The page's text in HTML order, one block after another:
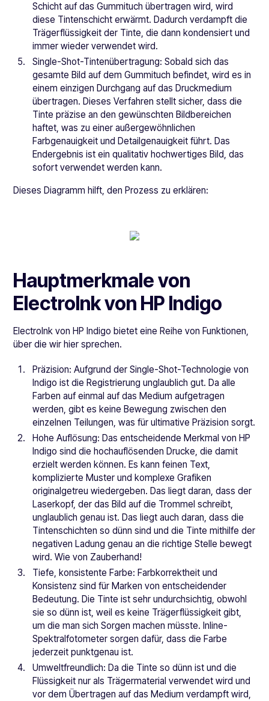
Schicht auf das Gummituch übertragen wird, wird
diese Tintenschicht erwärmt. Dadurch verdampft die
Trägerflüssigkeit der Tinte, die dann kondensiert und
immer wieder verwendet wird.
Single-Shot-Tintenübertragung: Sobald sich das
gesamte Bild auf dem Gummituch befindet, wird es in
einem einzigen Durchgang auf das Druckmedium
übertragen. Dieses Verfahren stellt sicher, dass die
Tinte präzise an den gewünschten Bildbereichen
haftet, was zu einer außergewöhnlichen
Farbgenauigkeit und Detailgenauigkeit führt. Das
Endergebnis ist ein qualitativ hochwertiges Bild, das
sofort verwendet werden kann.
Dieses Diagramm hilft, den Prozess zu erklären:
Hauptmerkmale von
ElectroInk von HP Indigo
ElectroInk von HP Indigo bietet eine Reihe von Funktionen,
über die wir hier sprechen.
Präzision: Aufgrund der Single-Shot-Technologie von
Indigo ist die Registrierung unglaublich gut. Da alle
Farben auf einmal auf das Medium aufgetragen
werden, gibt es keine Bewegung zwischen den
einzelnen Teilungen, was für ultimative Präzision sorgt.
Hohe Auflösung: Das entscheidende Merkmal von HP
Indigo sind die hochauflösenden Drucke, die damit
erzielt werden können. Es kann feinen Text,
komplizierte Muster und komplexe Grafiken
originalgetreu wiedergeben. Das liegt daran, dass der
Laserkopf, der das Bild auf die Trommel schreibt,
unglaublich genau ist. Das liegt auch daran, dass die
Tintenschichten so dünn sind und die Tinte mithilfe der
negativen Ladung genau an die richtige Stelle bewegt
wird. Wie von Zauberhand!
Tiefe, konsistente Farbe: Farbkorrektheit und
Konsistenz sind für Marken von entscheidender
Bedeutung. Die Tinte ist sehr undurchsichtig, obwohl
sie so dünn ist, weil es keine Trägerflüssigkeit gibt,
um die man sich Sorgen machen müsste. Inline-
Spektralfotometer sorgen dafür, dass die Farbe
jederzeit punktgenau ist.
Umweltfreundlich: Da die Tinte so dünn ist und die
Flüssigkeit nur als Trägermaterial verwendet wird und
vor dem Übertragen auf das Medium verdampft wird,